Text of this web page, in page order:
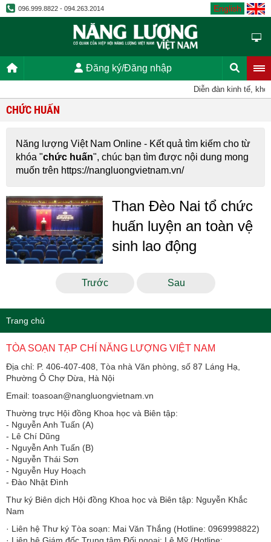
096.999.8822 - 094.263.2014 English
Đăng ký/Đăng nhập
Diễn đàn kinh tế,
CHỨC HUẤN
Năng lượng Việt Nam Online - Kết quả tìm kiếm cho từ
khóa "chức huấn", chúc bạn tìm được nội dung mong
muốn trên https://nangluongvietnam.vn/
Than Đèo Nai tổ chức
huấn luyện an toàn vệ
sinh lao động
Trước Sau
Trang chủ
TÒA SOẠN TẠP CHÍ NĂNG LƯỢNG VIỆT NAM
Địa chỉ: P. 406-407-408, Tòa nhà Văn phòng, số 87 Láng Hạ,
Phường Ô Chợ Dừa, Hà Nội
Email: toasoan@nangluongvietnam.vn
Thường trực Hội đồng Khoa học và Biên tập:
​​​​​​- Nguyễn Anh Tuấn (A)
- Lê Chí Dũng
- Nguyễn Anh Tuấn (B)
- Nguyễn Thái Sơn
- Nguyễn Huy Hoạch
- Đào Nhật Đình
Thư ký Biên dịch Hội đồng Khoa học và Biên tập: Nguyễn Khắc
Nam
· Liên hệ Thư ký Tòa soạn: Mai Văn Thắng (Hotline: 0969998822)